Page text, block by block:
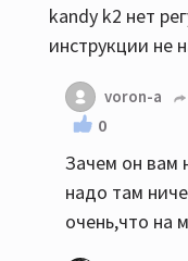
kandy k2 нет
инструкции не
voron-a
0
Зачем он вам
надо там
очень,что на